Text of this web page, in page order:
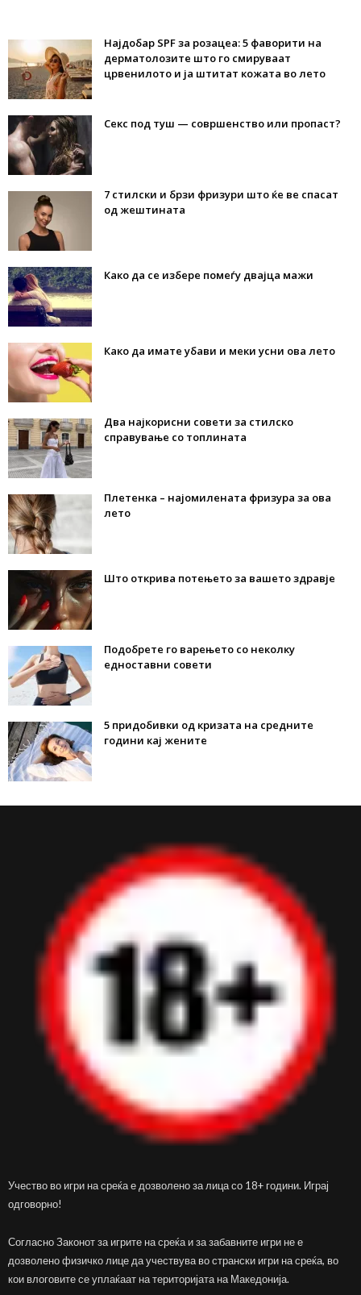
Најдобар SPF за розацеа: 5 фаворити на
дерматолозите што го смируваат
црвенилото и ја штитат кожата во лето
Секс под туш — совршенство или пропаст?
7 стилски и брзи фризури што ќе ве спасат
од жештината
Како да се избере помеѓу двајца мажи
Како да имате убави и меки усни ова лето
Два најкорисни совети за стилско
справување со топлината
Плетенка – најомилената фризура за ова
лето
Што открива потењето за вашето здравје
Подобрете го варењето со неколку
едноставни совети
5 придобивки од кризата на средните
години кај жените
Учество во игри на среќа е дозволено за лица со 18+ години. Играј
одговорно!
Согласно Законот за игрите на среќа и за забавните игри не е
дозволено физичко лице да учествува во странски игри на среќа, во
кои влоговите се уплаќаат на територијата на Македонија.